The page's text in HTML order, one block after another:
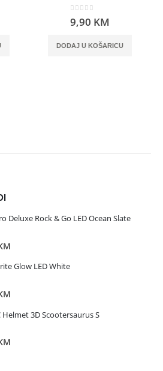
0 out of 5
9,90 KM
DODAJ U KOŠARICU
Deluxe Rock & Go LED Ocean Slate
Glow LED White
Helmet 3D Scootersaurus S